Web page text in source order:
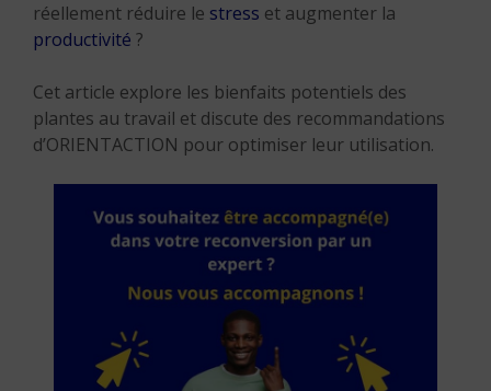
réellement réduire le stress et augmenter la
productivité ?
Cet article explore les bienfaits potentiels des
plantes au travail et discute des recommandations
d’ORIENTACTION pour optimiser leur utilisation.